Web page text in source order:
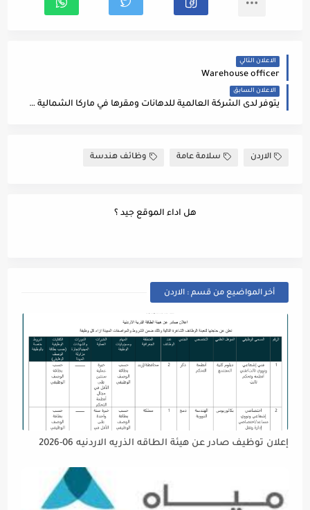
الاعلان التالي
Warehouse officer
الاعلان السابق
يتوفر لدى الشركة العالمية للدهانات ومقرها في ماركا الشمالية فرص تدريب وحسب التالي: مهندسة متدربة في قسم المشاريع
الاردن سلامة عامة وظائف هندسة
هل اداء الموقع جيد ؟
أخر المواضيع من قسم : الاردن
إعلان توظيف صادر عن هيئة الطاقه الذريه الاردنيه 06-2026